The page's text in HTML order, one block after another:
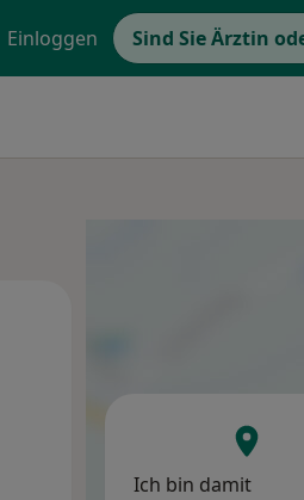
Einloggen Sind Sie Ärztin
Ich bin damit